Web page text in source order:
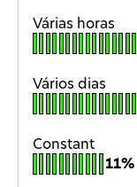
Várias horas
Vários dias
Constant
11%